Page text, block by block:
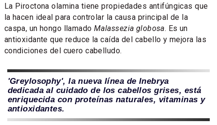
La Piroctona olamina tiene propiedades antifúngicas que
la hacen ideal para controlar la causa principal de la
caspa, un hongo llamadoMalassezia globosa. Es un
antioxidante que reduce la caída del cabello y mejora las
condiciones del cuero cabelludo.
'Greylosophy', la nueva línea de Inebrya
dedicada al cuidado de los cabellos grises, está
enriquecida con proteínas naturales, vitaminas y
antioxidantes.